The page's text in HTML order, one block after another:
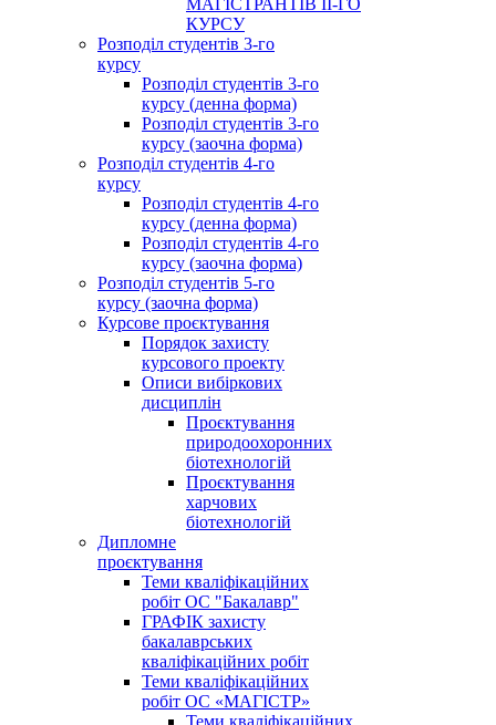
МАГІСТРАНТІВ ІІ-ГО
КУРСУ
Розподіл студентів 3-го
курсу
Розподіл студентів 3-го
курсу (денна форма)
Розподіл студентів 3-го
курсу (заочна форма)
Розподіл студентів 4-го
курсу
Розподіл студентів 4-го
курсу (денна форма)
Розподіл студентів 4-го
курсу (заочна форма)
Розподіл студентів 5-го
курсу (заочна форма)
Курсове проєктування
Порядок захисту
курсового проекту
Описи вибіркових
дисциплін
Проєктування
природоохоронних
біотехнологій
Проєктування
харчових
біотехнологій
Дипломне
проєктування
Теми кваліфікаційних
робіт ОС "Бакалавр"
ГРАФІК захисту
бакалаврських
кваліфікаційних робіт
Теми кваліфікаційних
робіт ОС «МАГІСТР»